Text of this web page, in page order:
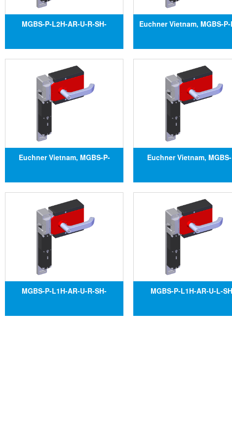
MGBS-P-L2H-AR-U-R-SH-
MGBS-P-L2H-AR-U-R-SH-
160522, Đại lý Euchner tại Việt
Nam
Euchner Vietnam, MGBS-
L2H-AR-U-L-SH-160523,
Euchner tại Việt Nam
Euchner Vietnam, MGBS-P-
tắc an toàn MGBS-P-L1HE-AR-
U-L-SH-161557, Đại lý Euchner
tại Việt Nam
Euchner Vietnam,
tắc an toàn MGBS-P-
U-L-SH-160521, Đại lý
tại Việt Nam
MGBS-P-L1H-AR-U-R-SH-
MGBS-P-L1H-AR-U-R-SH-
MGBS-P-L1H-AR-U-L-
MGBS-P-L1H-AR-U-L-